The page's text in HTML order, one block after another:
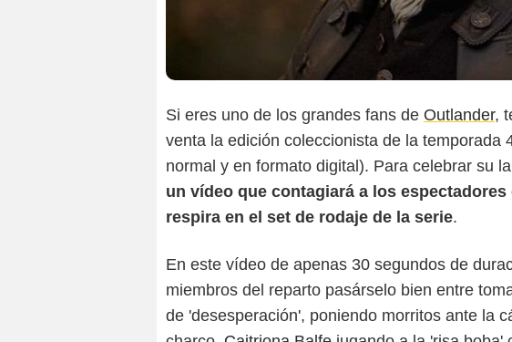
Si eres uno de los grandes fans de Outlander,
venta la edición coleccionista de la temporada
normal y en formato digital). Para celebrar su
un vídeo que contagiará a los
respira en el set de rodaje de la serie.
En este vídeo de apenas 30 segundos de
miembros del reparto pasárselo bien entre
de 'desesperación', poniendo morritos ante la